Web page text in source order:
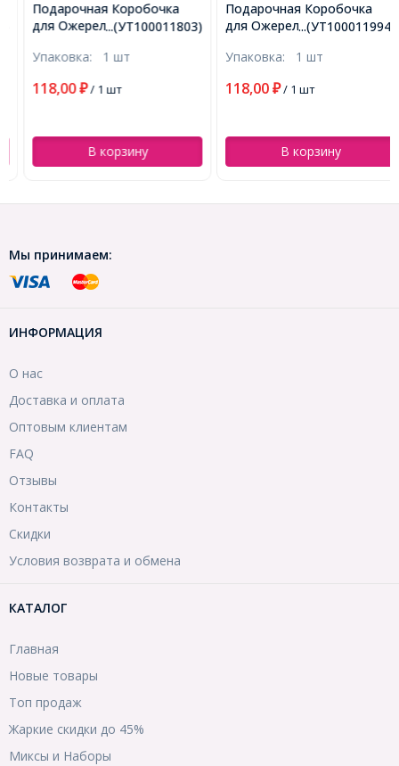
...(УТ100011803)
Подарочная Коробочка
для Ожерелий, с Рисунком
Розовый, Размеры:
Упаковка:1 шт
118,00₽/ 1 шт
В корзину
...(УТ100011994)
Подарочная Коробочка
для Ожерелий, с Рисунком
Оранжевый, Размеры:
Упаковка:1 шт
118,00₽/ 1 шт
В корзину
Мы принимаем:
ИНФОРМАЦИЯ
О нас
Доставка и оплата
Оптовым клиентам
FAQ
Отзывы
Контакты
Скидки
Условия возврата и обмена
КАТАЛОГ
Главная
Новые товары
Топ продаж
Жаркие скидки до 45%
Миксы и Наборы